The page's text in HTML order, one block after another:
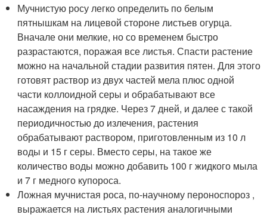
Мучнистую росу легко определить по белым
пятнышкам на лицевой стороне листьев огурца.
Вначале они мелкие, но со временем быстро
разрастаются, поражая все листья. Спасти растение
можно на начальной стадии развития пятен. Для этого
готовят раствор из двух частей мела плюс одной
части коллоидной серы и обрабатывают все
насаждения на грядке. Через 7 дней, и далее с такой
периодичностью до излечения, растения
обрабатывают раствором, приготовленным из 10 л
воды и 15 г серы. Вместо серы, на такое же
количество воды можно добавить 100 г жидкого мыла
и 7 г медного купороса.
Ложная мучнистая роса, по-научному пероноспороз ,
выражается на листьях растения аналогичными